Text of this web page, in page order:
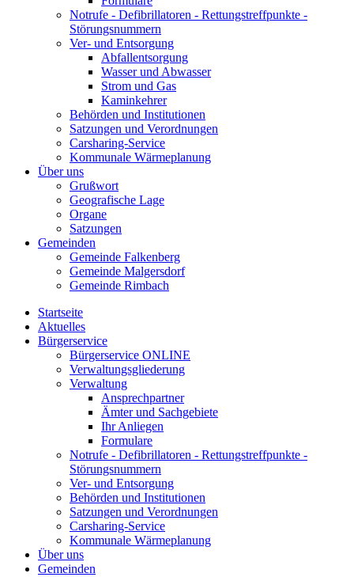
Notrufe - Defibrillatoren - Rettungstreffpunkte -
Störungsnummern
Ver- und Entsorgung
Abfallentsorgung
Wasser und Abwasser
Strom und Gas
Kaminkehrer
Behörden und Institutionen
Satzungen und Verordnungen
Carsharing-Service
Kommunale Wärmeplanung
Über uns
Grußwort
Geografische Lage
Organe
Satzungen
Gemeinden
Gemeinde Falkenberg
Gemeinde Malgersdorf
Gemeinde Rimbach
Startseite
Aktuelles
Bürgerservice
Bürgerservice ONLINE
Verwaltungsgliederung
Verwaltung
Ansprechpartner
Ämter und Sachgebiete
Ihr Anliegen
Formulare
Notrufe - Defibrillatoren - Rettungstreffpunkte -
Störungsnummern
Ver- und Entsorgung
Behörden und Institutionen
Satzungen und Verordnungen
Carsharing-Service
Kommunale Wärmeplanung
Über uns
Gemeinden